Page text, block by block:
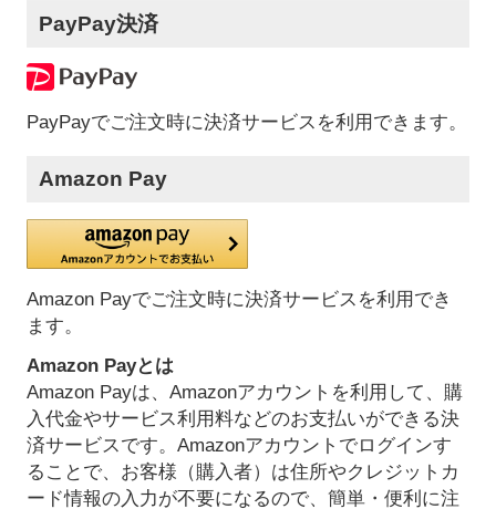
PayPay決済
PayPayでご注文時に決済サービスを利用できます。
Amazon Pay
Amazon Payでご注文時に決済サービスを利用でき
ます。
Amazon Payとは
Amazon Payは、Amazonアカウントを利用して、購
入代金やサービス利用料などのお支払いができる決
済サービスです。Amazonアカウントでログインす
ることで、お客様（購入者）は住所やクレジットカ
ード情報の入力が不要になるので、簡単・便利に注